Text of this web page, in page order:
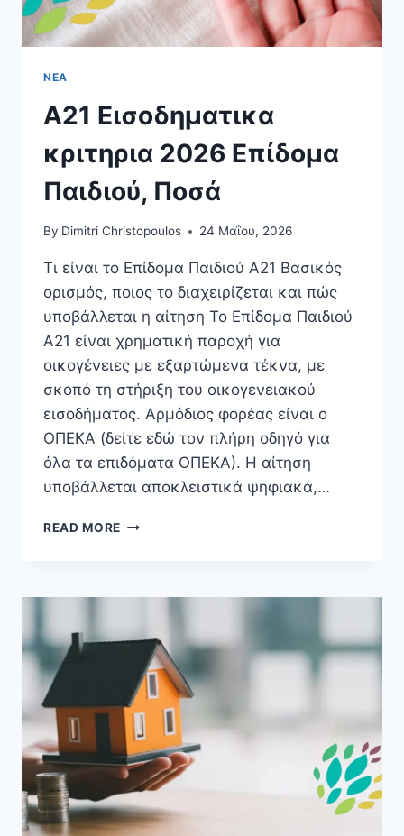
ΝΈΑ
Α21 Εισοδηματικα
κριτηρια 2026 Επίδομα
Παιδιού, Ποσά
By Dimitri Christopoulos 24 Μαΐου, 2026
Τι είναι το Επίδομα Παιδιού Α21 Βασικός
ορισμός, ποιος το διαχειρίζεται και πώς
υποβάλλεται η αίτηση Το Επίδομα Παιδιού
Α21 είναι χρηματική παροχή για
οικογένειες με εξαρτώμενα τέκνα, με
σκοπό τη στήριξη του οικογενειακού
εισοδήματος. Αρμόδιος φορέας είναι ο
ΟΠΕΚΑ (δείτε εδώ τον πλήρη οδηγό για
όλα τα επιδόματα ΟΠΕΚΑ). Η αίτηση
υποβάλλεται αποκλειστικά ψηφιακά,…
READ MORE Α21
ΕΠΊΔΟΜΑ
ΠΟΣΆ